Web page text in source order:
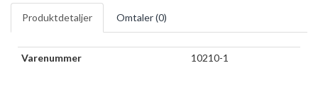
Produktdetaljer Omtaler (0)
Varenummer 10210-1